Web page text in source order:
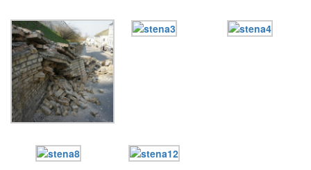
Онлайн трансляции
Веб-камеры
12 сентября 2015Название трансляции
12 сентября 2015Название трансляции
12 сентября 2015Название трансляции
12 сентября 2015Название трансляции
12 сентября 2015Название трансляции
12 сентября 2015
12 сентября 2015Название трансляции
Перейти к архиву